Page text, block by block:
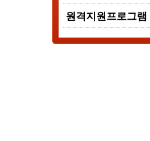
원격지원프로그램